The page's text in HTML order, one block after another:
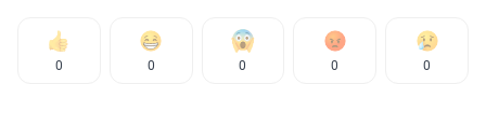
0 0 0 0 0